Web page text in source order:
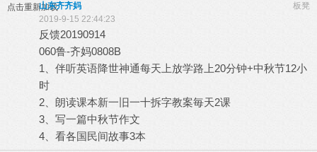
点击重新加载 板凳
山东齐齐妈
2019-9-15 22:44:23
反馈20190914
060鲁-齐妈0808B
1、伴听英语降世神通每天上放学路上20分钟+中秋节12小
时
2、朗读课本新一旧一十拆字教案毎天2课
3、写一篇中秋节作文
4、看各国民间故事3本